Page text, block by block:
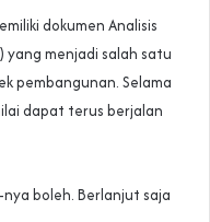
dokumen Analisis
yang menjadi salah satu
pembangunan. Selama
dapat terus berjalan
nya boleh. Berlanjut saja